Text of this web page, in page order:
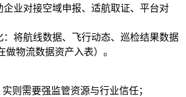
业对接空域申报、适航取证、平台对
将航线数据、飞行动态、巡检结果数据
做物流数据资产入表）。
则需要强监管资源与行业信任；